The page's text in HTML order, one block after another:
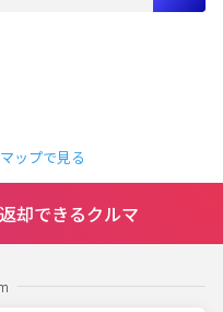
ップで見る
却できるクルマ